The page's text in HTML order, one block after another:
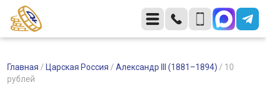
Главная / Царская Россия / Александр III (1881–1894) / 10
рублей